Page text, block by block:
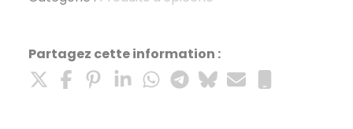
Partagez cette information :